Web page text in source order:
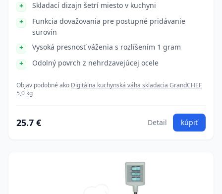
Skladací dizajn šetrí miesto v kuchyni
Funkcia dovažovania pre postupné pridávanie
surovín
Vysoká presnosť váženia s rozlíšením 1 gram
Odolný povrch z nehrdzavejúcej ocele
Objav podobné ako Digitálna kuchynská váha skladacia GrandCHEF
5,0 kg
25.7 € Detail kúpiť